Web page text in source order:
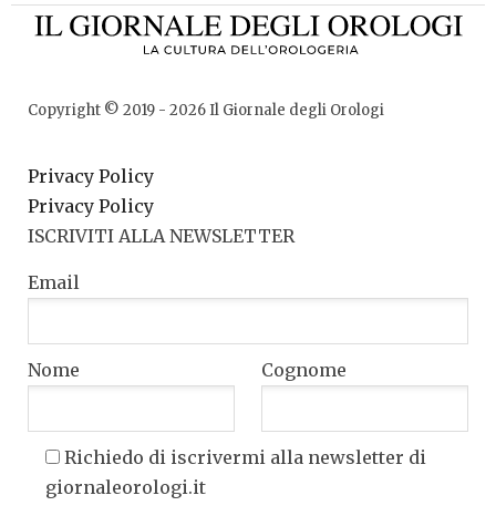
Copyright © 2019 - 2026Il Giornale degli Orologi
Privacy Policy
Privacy Policy
ISCRIVITI ALLA NEWSLETTER
Email
Nome Cognome
Richiedo di iscrivermi alla newsletter di
giornaleorologi.it